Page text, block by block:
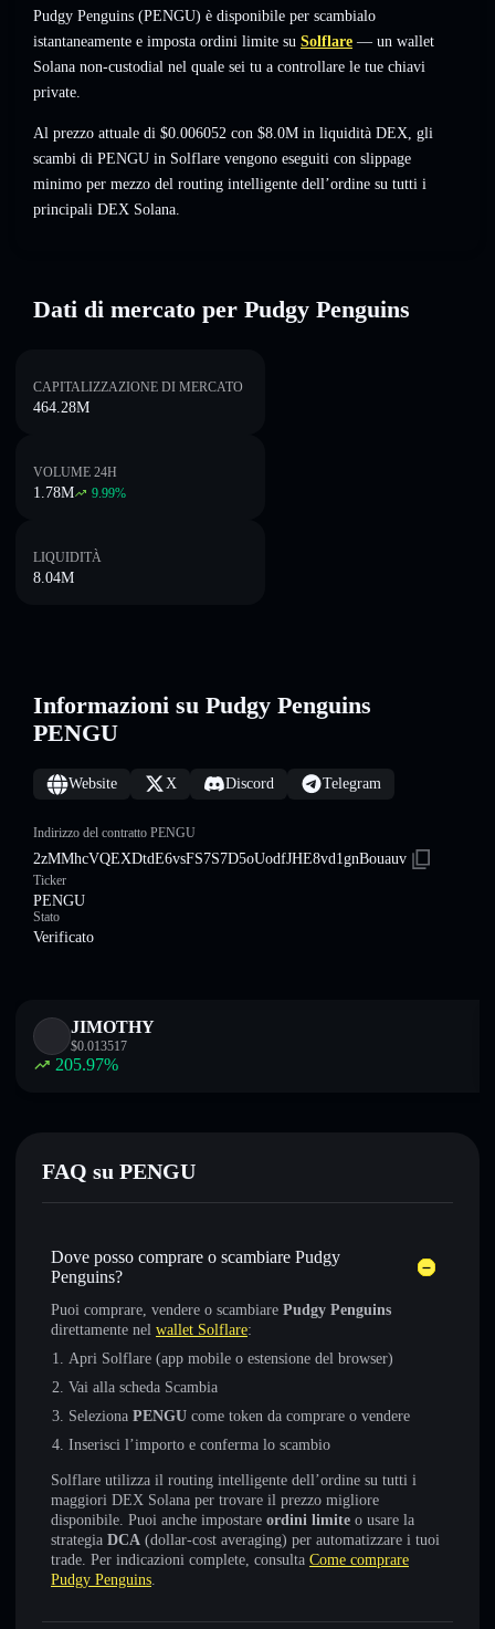
Pudgy Penguins (PENGU) è disponibile per scambialo
istantaneamente e imposta ordini limite su Solflare — un wallet
Solana non-custodial nel quale sei tu a controllare le tue chiavi
private.
Al prezzo attuale di $0.006052 con $8.0M in liquidità DEX, gli
scambi di PENGU in Solflare vengono eseguiti con slippage
minimo per mezzo del routing intelligente dell’ordine su tutti i
principali DEX Solana.
Dati di mercato per Pudgy Penguins
CAPITALIZZAZIONE DI MERCATO
464.28M
VOLUME 24H
1.78M 9.99%
LIQUIDITÀ
8.04M
Informazioni su Pudgy Penguins
PENGU
Website X Discord Telegram
Indirizzo del contratto PENGU
2zMMhcVQEXDtdE6vsFS7S7D5oUodfJHE8vd1gnBouauv
Ticker
PENGU
Stato
Verificato
JIMOTHY
$0.013517
205.97%
FAQ su PENGU
Dove posso comprare o scambiare Pudgy
Penguins?
Puoi comprare, vendere o scambiare Pudgy Penguins
direttamente nel wallet Solflare:
Apri Solflare (app mobile o estensione del browser)
Vai alla scheda Scambia
Seleziona PENGU come token da comprare o vendere
Inserisci l’importo e conferma lo scambio
Solflare utilizza il routing intelligente dell’ordine su tutti i
maggiori DEX Solana per trovare il prezzo migliore
disponibile. Puoi anche impostare ordini limite o usare la
strategia DCA (dollar-cost averaging) per automatizzare i tuoi
trade. Per indicazioni complete, consulta Come comprare
Pudgy Penguins.